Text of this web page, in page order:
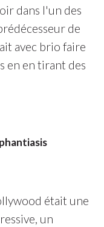
dans l'un des
de
avec brio faire
en en tirant des
était une
un